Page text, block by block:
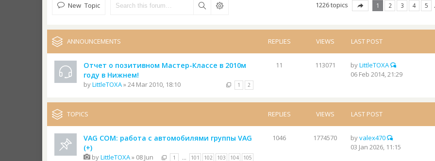
New Topic 1226 topics 1 2 3 4 5
ANNOUNCEMENTS REPLIES VIEWS LAST POST
Отчет о позитивном Мастер-Классе в 2010м
году в Нижнем!
1 2
byLittleTOXA» 24 Mar 2010, 18:10
11 113071 byLittleTOXA
06 Feb 2014, 21:29
TOPICS REPLIES VIEWS LAST POST
VAG COM: работа с автомобилями группы VAG
(+)
1 … 101 102 103 104 105
byLittleTOXA» 08 Jun
1046 1774570 byvalex470
03 Jan 2026, 11:15